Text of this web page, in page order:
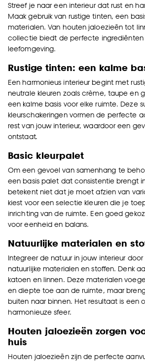
Streef je naar een interieur dat rust en
Maak gebruik van rustige tinten, een
materialen. Van houten jaloezieën tot
collectie biedt de perfecte ingrediënten
leefomgeving.
Rustige tinten: een kalme
Een harmonieus interieur begint met
neutrale kleuren zoals crème, taupe en
een kalme basis voor elke ruimte. Deze
kleurschakeringen vormen de perfecte
rest van jouw interieur, waardoor een
ontstaat.
Basic kleurpalet
Om een gevoel van samenhang te
een basis palet dat consistentie brengt
betekent niet dat je moet afzien van
kiest voor een selectie kleuren die je
inrichting van de ruimte. Een goed
voor eenheid en balans.
Natuurlijke materialen en
Integreer de natuur in jouw interieur
natuurlijke materialen en stoffen. Denk
katoen en linnen. Deze materialen
en diepte toe aan de ruimte, maar
buiten naar binnen. Het resultaat is een
harmonieuze sfeer.
Houten jaloezieën zorgen
huis
Houten jaloezieën zijn de perfecte